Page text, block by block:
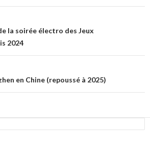
la soirée électro des Jeux
2024
en Chine (repoussé à 2025)